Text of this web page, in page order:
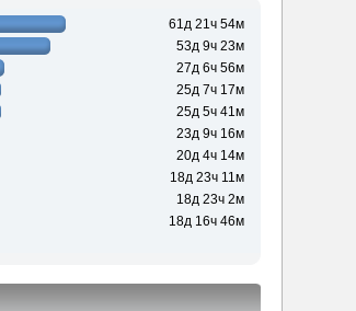
61д 21ч 54м
53д 9ч 23м
27д 6ч 56м
25д 7ч 17м
25д 5ч 41м
23д 9ч 16м
20д 4ч 14м
18д 23ч 11м
18д 23ч 2м
18д 16ч 46м